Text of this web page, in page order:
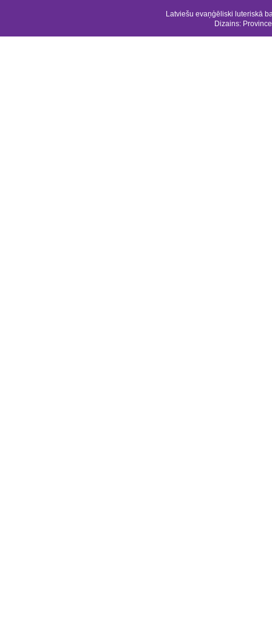
Latviešu evaņģēliski luteriskā
Dizains: